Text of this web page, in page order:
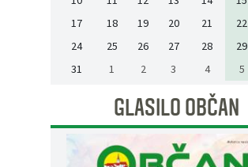
17
18 19 20 21 22
24
25 26 27 28 29
31
1 2 3 4 5
GLASILO OBČAN